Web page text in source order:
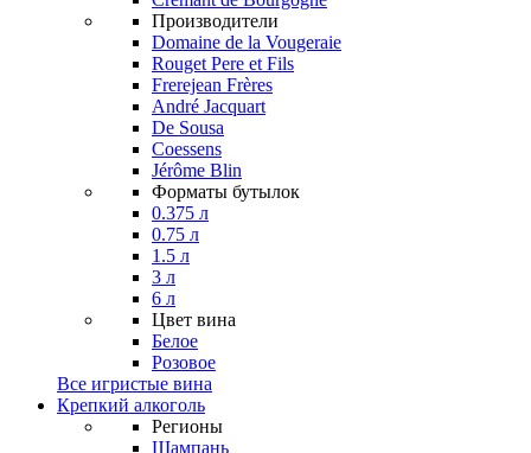
Производители
Domaine de la Vougeraie
Rouget Pere et Fils
Frerejean Frères
André Jacquart
De Sousa
Coessens
Jérôme Blin
Форматы бутылок
0.375 л
0.75 л
1.5 л
3 л
6 л
Цвет вина
Белое
Розовое
Все игристые вина
Крепкий алкоголь
Регионы
Шампань